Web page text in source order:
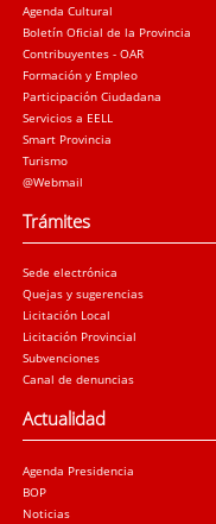
Agenda Cultural
Boletín Oficial de la Provincia
Contribuyentes - OAR
Formación y Empleo
Participación Ciudadana
Servicios a EELL
Smart Provincia
Turismo
@Webmail
Trámites
Sede electrónica
Quejas y sugerencias
Licitación Local
Licitación Provincial
Subvenciones
Canal de denuncias
Actualidad
Agenda Presidencia
BOP
Noticias